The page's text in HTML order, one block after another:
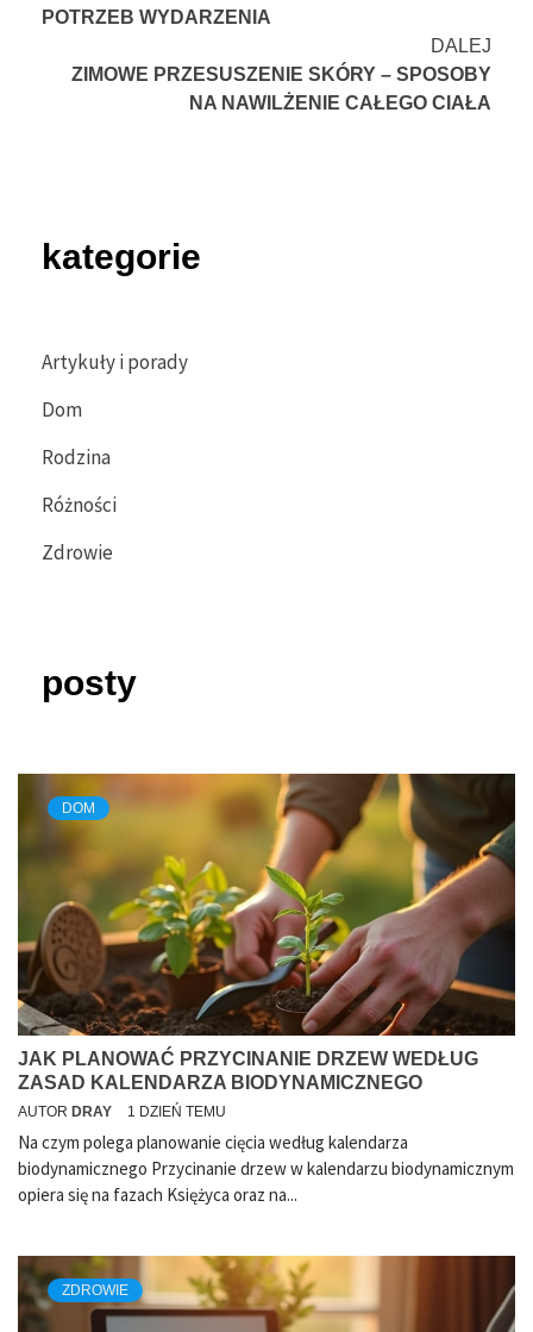
POTRZEB WYDARZENIA
DALEJ
ZIMOWE PRZESUSZENIE SKÓRY – SPOSOBY
NA NAWILŻENIE CAŁEGO CIAŁA
kategorie
Artykuły i porady
Dom
Rodzina
Różności
Zdrowie
posty
DOM
JAK PLANOWAĆ PRZYCINANIE DRZEW WEDŁUG
ZASAD KALENDARZA BIODYNAMICZNEGO
AUTOR DRAY 1 DZIEŃ TEMU
Na czym polega planowanie cięcia według kalendarza
biodynamicznego Przycinanie drzew w kalendarzu biodynamicznym
opiera się na fazach Księżyca oraz na...
ZDROWIE